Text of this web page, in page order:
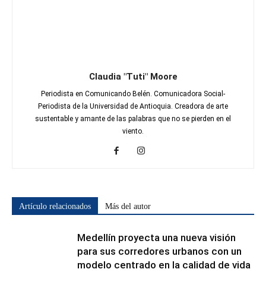
Claudia "Tuti" Moore
Periodista en Comunicando Belén. Comunicadora Social-
Periodista de la Universidad de Antioquia. Creadora de arte
sustentable y amante de las palabras que no se pierden en el
viento.
Artículo relacionados Más del autor
Medellín proyecta una nueva visión
para sus corredores urbanos con un
modelo centrado en la calidad de vida